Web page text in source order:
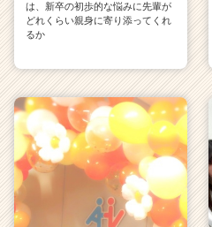
は、新卒の初歩的な悩みに先輩が
どれくらい親身に寄り添ってくれ
るか